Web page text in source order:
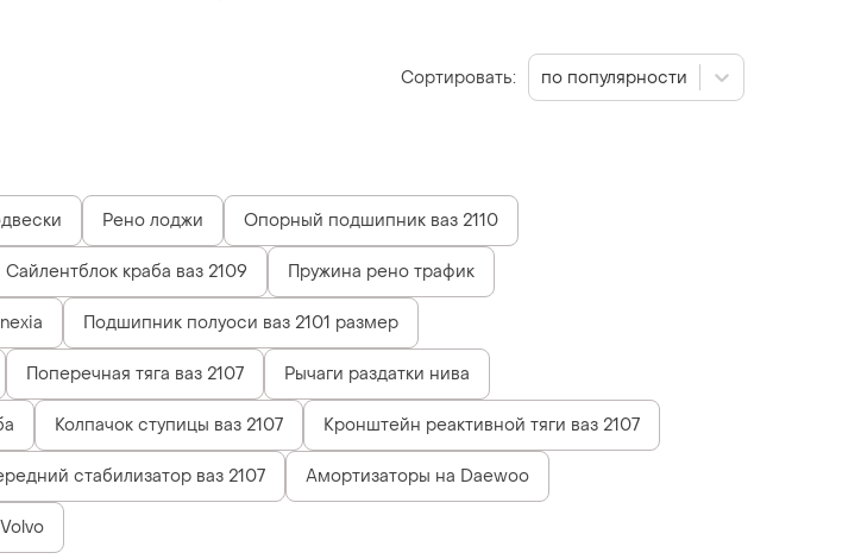
Рено лоджи Опорный подшипник ваз 2110
Сайлентблок краба ваз 2109 Пружина рено трафик
Подшипник полуоси ваз 2101 размер
Поперечная тяга ваз 2107 Рычаги раздатки нива
Колпачок ступицы ваз 2107 Кронштейн реактивной тяги ваз 2107
стабилизатор ваз 2107 Амортизаторы на Daewoo
Сортировать: по популярности